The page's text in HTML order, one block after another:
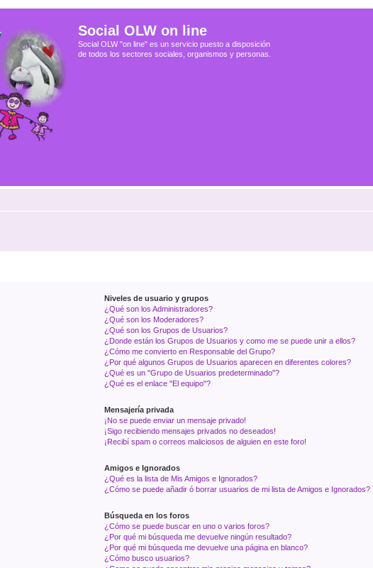
Social OLW on line
Social OLW "on line" es un servicio puesto a disposición
de todos los sectores sociales, organismos y personas.
Niveles de usuario y grupos
¿Qué son los Administradores?
¿Qué son los Moderadores?
¿Qué son los Grupos de Usuarios?
¿Donde están los Grupos de Usuarios y como me se puede unir a ellos?
¿Cómo me convierto en Responsable del Grupo?
¿Por qué algunos Grupos de Usuarios aparecen en diferentes colores?
¿Qué es un "Grupo de Usuarios predeterminado"?
¿Qué es el enlace "El equipo"?
Mensajería privada
¡No se puede enviar un mensaje privado!
¡Sigo recibiendo mensajes privados no deseados!
¡Recibí spam o correos maliciosos de alguien en este foro!
Amigos e Ignorados
¿Qué es la lista de Mis Amigos e Ignorados?
¿Cómo se puede añadir ó borrar usuarios de mi lista de Amigos e Ignorados?
Búsqueda en los foros
¿Cómo se puede buscar en uno o varios foros?
¿Por qué mi búsqueda me devuelve ningún resultado?
¿Por qué mi búsqueda me devuelve una página en blanco?
¿Cómo busco usuarios?